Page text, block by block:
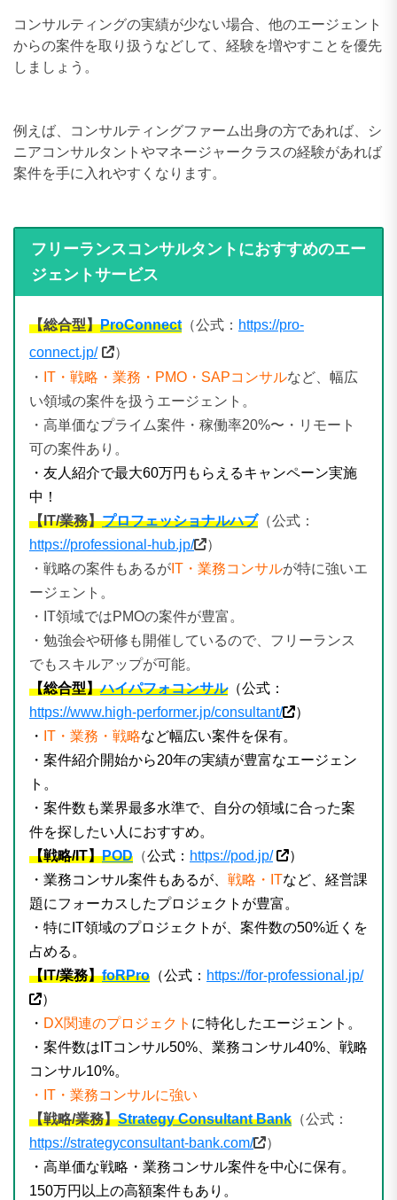
コンサルティングの実績が少ない場合、他のエージェント
からの案件を取り扱うなどして、経験を増やすことを優先
しましょう。
例えば、コンサルティングファーム出身の方であれば、シ
ニアコンサルタントやマネージャークラスの経験があれば
案件を手に入れやすくなります。
フリーランスコンサルタントにおすすめのエー
ジェントサービス
【総合型】ProConnect （公式： https://pro-
connect.jp/
）
・ IT・戦略・業務・PMO・SAPコンサルなど、幅広
い領域の案件を扱うエージェント。
・高単価なプライム案件・稼働率20%〜・リモート
可の案件あり。
・友人紹介で最大60万円もらえるキャンペーン実施
中！
【IT/業務】プロフェッショナルハブ（公式：
https://professional-hub.jp/
）
・戦略の案件もあるが IT・業務コンサルが特に強いエ
ージェント。
・IT領域ではPMOの案件が豊富。
・勉強会や研修も開催しているので、フリーランス
でもスキルアップが可能。
【総合型】ハイパフォコンサル（公式：
https://www.high-performer.jp/consultant/
）
・ IT・業務・戦略など幅広い案件を保有。
・案件紹介開始から20年の実績が豊富なエージェン
ト。
・案件数も業界最多水準で、自分の領域に合った案
件を探したい人におすすめ。
【戦略/IT】POD （公式： https://pod.jp/
）
・業務コンサル案件もあるが、 戦略・ITなど、経営課
題にフォーカスしたプロジェクトが豊富。
・特にIT領域のプロジェクトが、案件数の50%近くを
占める。
【IT/業務】foRPro （公式： https://for-professional.jp/
）
・ DX関連のプロジェクト に特化したエージェント。
・案件数はITコンサル50%、業務コンサル40%、戦略
コンサル10%。
・IT・業務コンサルに強い
【戦略/業務】Strategy Consultant Bank （公式：
https://strategyconsultant-bank.com/
）
・高単価な戦略・業務コンサル案件を中心に保有。
150万円以上の高額案件もあり。